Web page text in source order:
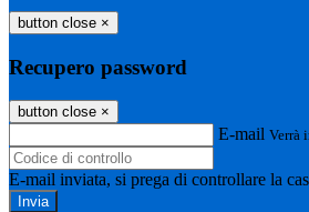
button close ×
Recupero password
button close ×
E-mail Verrà
E-mail inviata, si prega di controllare la